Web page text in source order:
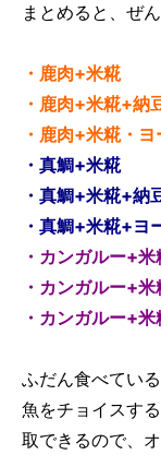
まとめると、ぜ
・鹿肉+米糀
・鹿肉+米糀+納
・鹿肉+米糀・ヨ
・真鯛+米糀
・真鯛+米糀+納
・真鯛+米糀+ヨ
・カンガルー+米
・カンガルー+
・カンガルー+
ふだん食べてい
魚をチョイスす
取できるので、